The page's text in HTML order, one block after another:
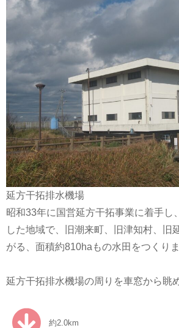
延方干拓排水機場
昭和33年に国営延方干拓事業に着手し
した地域で、旧潮来町、旧津知村、旧
がる、面積約810haもの水田をつくりま
延方干拓排水機場の周りを車窓から眺
約2.0km